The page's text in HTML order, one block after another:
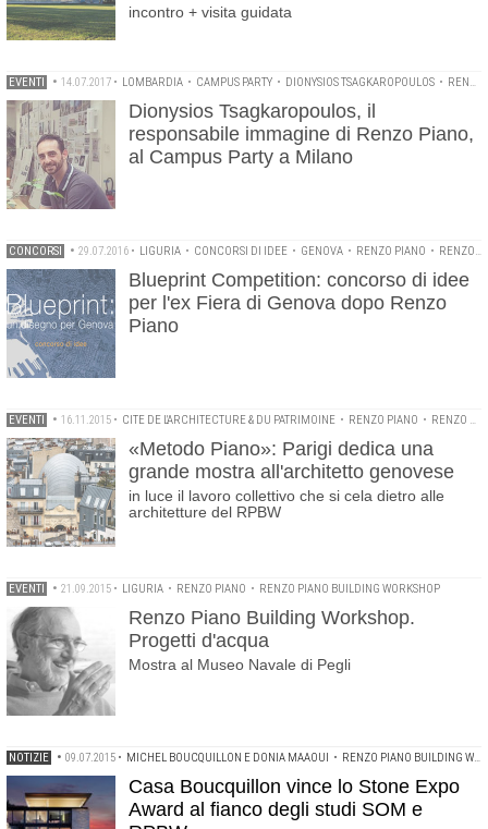
incontro + visita guidata
EVENTI • 14.07.2017 • LOMBARDIA • CAMPUS PARTY • DIONYSIOS TSAGKAROPOULOS • RENDERING
Dionysios Tsagkaropoulos, il
responsabile immagine di Renzo Piano,
al Campus Party a Milano
CONCORSI • 29.07.2016 • LIGURIA • CONCORSI DI IDEE • GENOVA • RENZO PIANO • RENZO PIANO BUILDING WORKSHOP
Blueprint Competition: concorso di idee
per l'ex Fiera di Genova dopo Renzo
Piano
EVENTI • 16.11.2015 • CITE DE L'ARCHITECTURE & DU PATRIMOINE • RENZO PIANO • RENZO PIANO BUILDING WORKSHOP
«Metodo Piano»: Parigi dedica una
grande mostra all'architetto genovese
in luce il lavoro collettivo che si cela dietro alle
architetture del RPBW
EVENTI • 21.09.2015 • LIGURIA • RENZO PIANO • RENZO PIANO BUILDING WORKSHOP
Renzo Piano Building Workshop.
Progetti d'acqua
Mostra al Museo Navale di Pegli
NOTIZIE • 09.07.2015 • MICHEL BOUCQUILLON E DONIA MAAOUI • RENZO PIANO BUILDING WORKSHOP
Casa Boucquillon vince lo Stone Expo
Award al fianco degli studi SOM e